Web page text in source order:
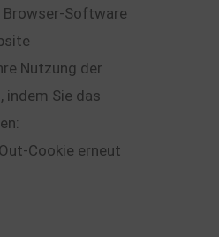
Browser-Software
Nutzung der
indem Sie das
Cookie erneut